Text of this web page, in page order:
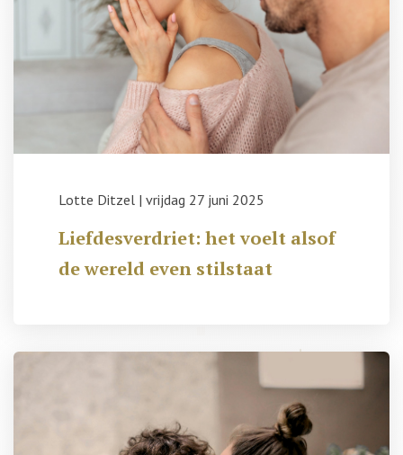
Lotte Ditzel | vrijdag 27 juni 2025
Liefdesverdriet: het voelt alsof
de wereld even stilstaat